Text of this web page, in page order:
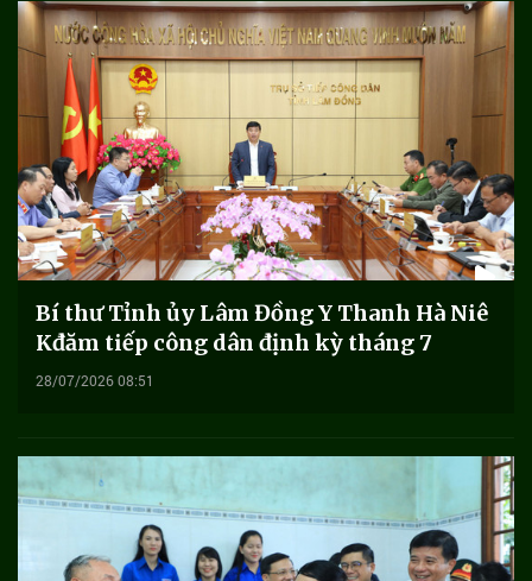
Bí thư Tỉnh ủy Lâm Đồng Y Thanh Hà Niê
Kđăm tiếp công dân định kỳ tháng 7
28/07/2026 08:51